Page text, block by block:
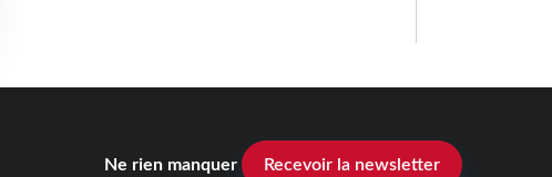
Ne rien manquer Recevoir la newsletter